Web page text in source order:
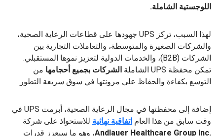
اللوجستية الشاملة.
لهذا السبب، تركز UPS جهودها على قطاعات الرعاية الصحية،
والشركات الصغيرة والمتوسطة، والتعاملات التجارية بين
الشركات (B2B)، والخدمات الدولية لتعزيز نموها المستقبلي.
تمكن محفظة UPS الشاملة
الشركات بجميع أحجامها من
التوسع بكفاءة والحفاظ على مرونتها في سوق سريعة التطور.
إضافة إلى محفظتها في مجال الرعاية الصحية، أبرمت UPS في
وقت سابق من هذا العام اتفاقية نهائية للاستحواذ على شركة
.Andlauer Healthcare Group Inc
، وهو ما سيعزز قدرات